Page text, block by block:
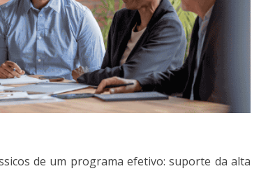
de um programa efetivo: suporte da alta